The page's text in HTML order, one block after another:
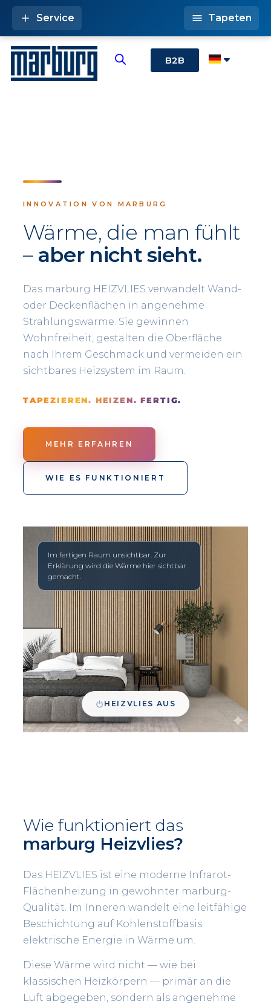
B2B
Service Tapeten
INNOVATION VON MARBURG
Wärme, die man fühlt
– aber nicht sieht.
Das marburg HEIZVLIES verwandelt Wand-
oder Deckenflächen in angenehme
Strahlungswärme. Sie gewinnen
Wohnfreiheit, gestalten die Oberfläche
nach Ihrem Geschmack und vermeiden ein
sichtbares Heizsystem im Raum.
TAPEZIEREN. HEIZEN. FERTIG.
MEHR ERFAHREN
WIE ES FUNKTIONIERT
Im fertigen Raum unsichtbar. Zur
Erklärung wird die Wärme hier sichtbar
gemacht.
HEIZVLIES AUS
Wie funktioniert das
marburg Heizvlies?
Das HEIZVLIES ist eine moderne Infrarot-
Flächenheizung in gewohnter marburg-
Qualität. Im Inneren wandelt eine leitfähige
Beschichtung auf Kohlenstoffbasis
elektrische Energie in Wärme um.
Diese Wärme wird nicht — wie bei
klassischen Heizkörpern — primär an die
Luft abgegeben, sondern als angenehme